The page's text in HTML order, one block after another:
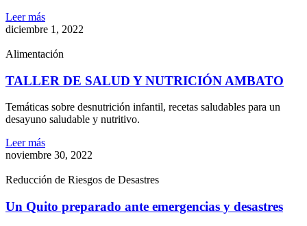
Leer más
diciembre 1, 2022
Alimentación
TALLER DE SALUD Y NUTRICIÓN AMBATO
Temáticas sobre desnutrición infantil, recetas saludables para un
desayuno saludable y nutritivo.
Leer más
noviembre 30, 2022
Reducción de Riesgos de Desastres
Un Quito preparado ante emergencias y desastres